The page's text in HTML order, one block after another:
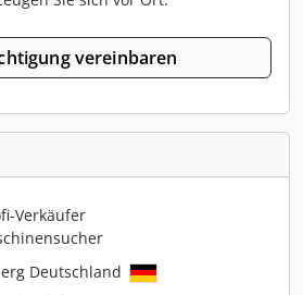
vereinbaren
Verkäufer
Deutschland